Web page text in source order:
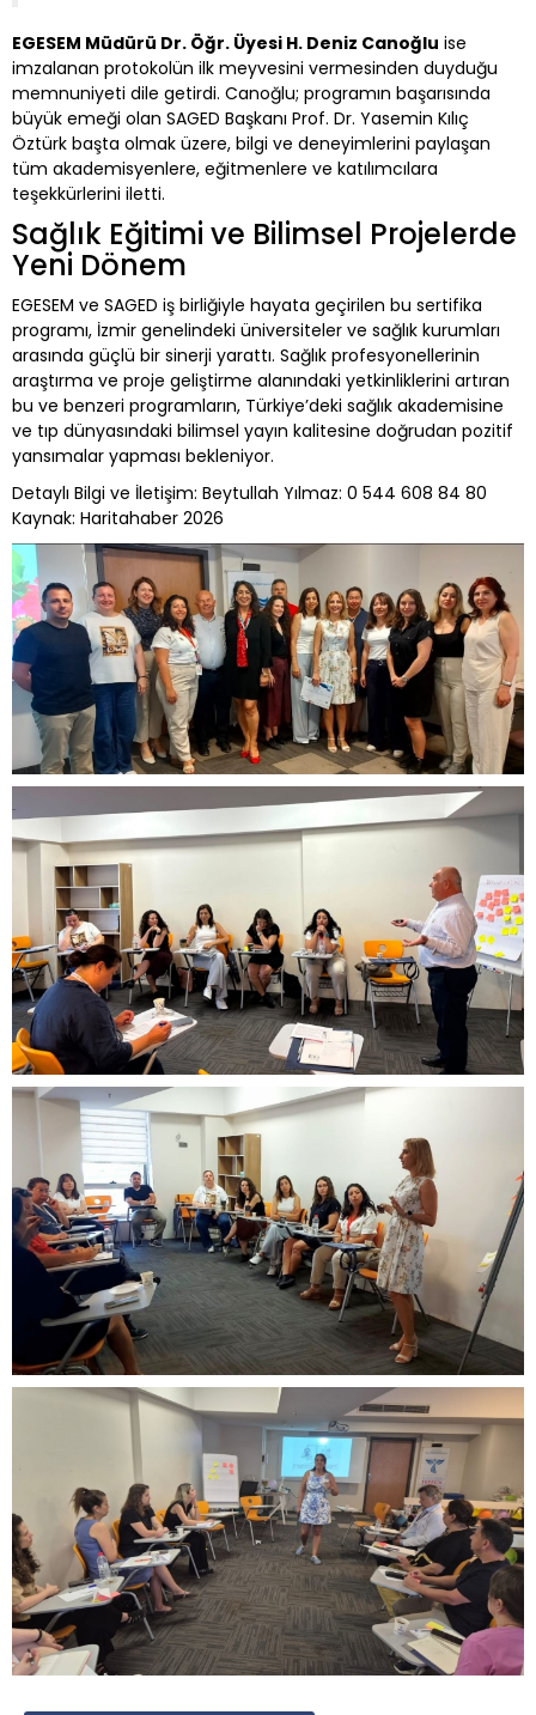
EGESEM Müdürü Dr. Öğr. Üyesi H. Deniz Canoğlu ise
imzalanan protokolün ilk meyvesini vermesinden duyduğu
memnuniyeti dile getirdi. Canoğlu; programın başarısında
büyük emeği olan SAGED Başkanı Prof. Dr. Yasemin Kılıç
Öztürk başta olmak üzere, bilgi ve deneyimlerini paylaşan
tüm akademisyenlere, eğitmenlere ve katılımcılara
teşekkürlerini iletti.
Sağlık Eğitimi ve Bilimsel Projelerde
Yeni Dönem
EGESEM ve SAGED iş birliğiyle hayata geçirilen bu sertifika
programı, İzmir genelindeki üniversiteler ve sağlık kurumları
arasında güçlü bir sinerji yarattı. Sağlık profesyonellerinin
araştırma ve proje geliştirme alanındaki yetkinliklerini artıran
bu ve benzeri programların, Türkiye’deki sağlık akademisine
ve tıp dünyasındaki bilimsel yayın kalitesine doğrudan pozitif
yansımalar yapması bekleniyor.
Detaylı Bilgi ve İletişim: Beytullah Yılmaz: 0 544 608 84 80
Kaynak: Haritahaber 2026